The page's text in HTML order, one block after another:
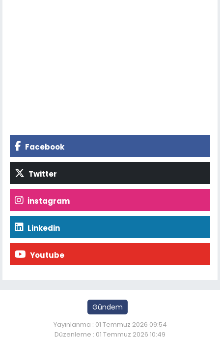
Facebook
Twitter
İnstagram
Linkedin
Youtube
Gündem
Yayınlanma : 01 Temmuz 2026 09:54
Düzenleme : 01 Temmuz 2026 10:49